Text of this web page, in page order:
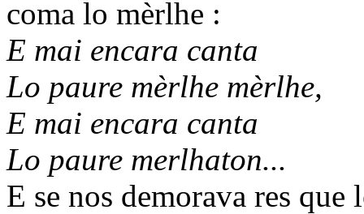
coma lo mèrlhe :
E mai encara canta
Lo paure mèrlhe mèrlhe,
E mai encara canta
Lo paure merlhaton...
E se nos demorava res que